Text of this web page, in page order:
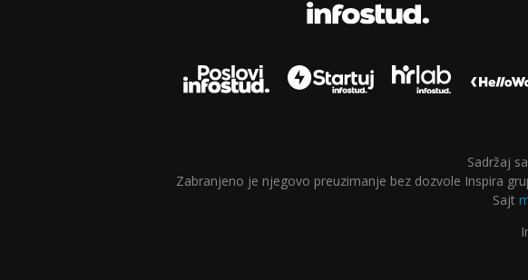
Sadržaj
Zabranjeno je njegovo preuzimanje bez dozvole Inspira
Sajt